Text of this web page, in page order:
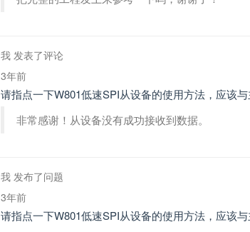
我 发表了评论
3年前
请指点一下W801低速SPI从设备的使用方法，应该
非常感谢！从设备没有成功接收到数据。
我 发布了问题
3年前
请指点一下W801低速SPI从设备的使用方法，应该